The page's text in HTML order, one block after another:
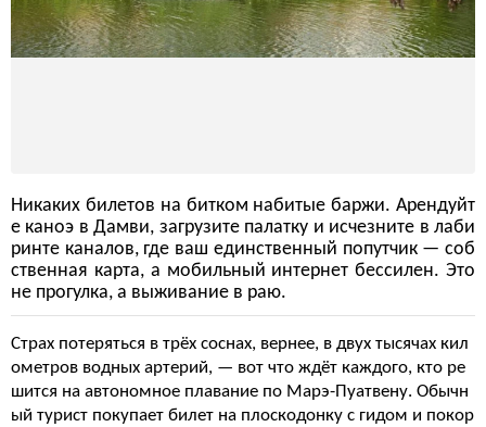
Никаких билетов на битком набитые баржи. Арендуйт
е каноэ в Дамви, загрузите палатку и исчезните в лаби
ринте каналов, где ваш единственный попутчик — соб
ственная карта, а мобильный интернет бессилен. Это
не прогулка, а выживание в раю.
Страх потеряться в трёх соснах, вернее, в двух тысячах кил
ометров водных артерий, — вот что ждёт каждого, кто ре
шится на автономное плавание по Марэ-Пуатвену. Обычн
ый турист покупает билет на плоскодонку с гидом и покор